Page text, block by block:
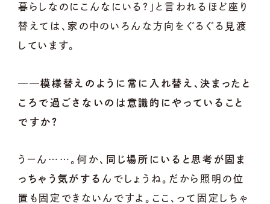
暮らしなのにこんなにいる？」と言われるほど座り
替えては、家の中のいろんな方向をぐるぐる見渡
しています。
──模様替えのように常に入れ替え、決まったと
ころで過ごさないのは意識的にやっていること
ですか？
うーん……。何か、
同じ場所にいると思考が固ま
っちゃう気がする んでしょうね。だから照明の位
置も固定できないんですよ。ここ、って固定しちゃ